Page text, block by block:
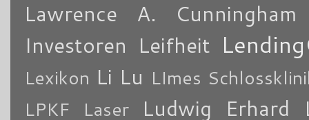
Lawrence A. Cunningham
Investoren Leifheit
Lexikon Li Lu LImes
LPKF Laser
Ludwig Erhard